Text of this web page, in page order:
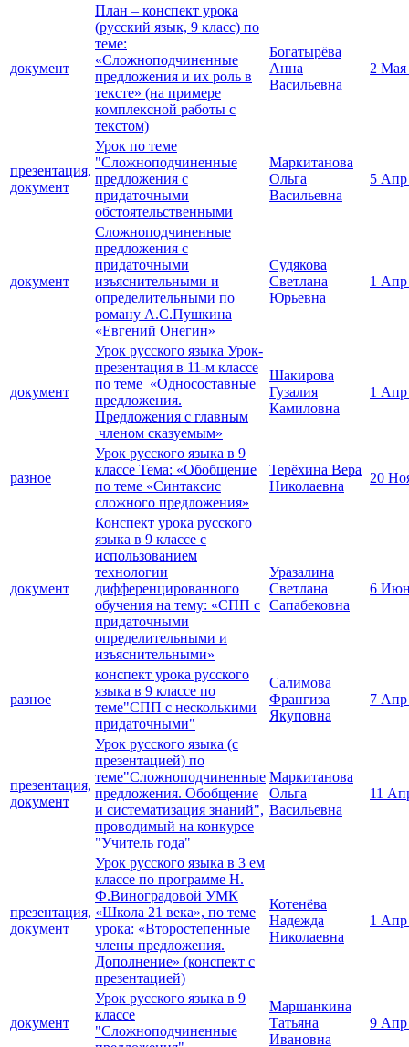
документ
План – конспект урока
(русский язык, 9 класс) по
теме:
«Сложноподчиненные
предложения и их роль в
тексте» (на примере
комплексной работы с
текстом)
Богатырёва
Анна
Васильевна
2 Мая
презентация,
документ
Урок по теме
"Сложноподчиненные
предложения с
придаточными
обстоятельственными
Маркитанова
Ольга
Васильевна
5 Апр
документ
Сложноподчиненные
предложения с
придаточными
изъяснительными и
определительными по
роману А.С.Пушкина
«Евгений Онегин»
Судякова
Светлана
Юрьевна
1 Апр
документ
Урок русского языка Урок-
презентация в 11-м классе
по теме «Односоставные
предложения.
Предложения с главным
членом сказуемым»
Шакирова
Гузалия
Камиловна
1 Апр
разное
Урок русского языка в 9
классе Тема: «Обобщение
по теме «Синтаксис
сложного предложения»
Терёхина Вера
Николаевна
20
документ
Конспект урока русского
языка в 9 классе с
использованием
технологии
дифференцированного
обучения на тему: «СПП с
придаточными
определительными и
изъяснительными»
Уразалина
Светлана
Сапабековна
6
разное
конспект урока русского
языка в 9 классе по
теме"СПП с несколькими
придаточными"
Салимова
Франгиза
Якуповна
7 Апр
презентация,
документ
Урок русского языка (с
презентацией) по
теме"Сложноподчиненные
предложения. Обобщение
и систематизация знаний",
проводимый на конкурсе
"Учитель года"
Маркитанова
Ольга
Васильевна
11
презентация,
документ
Урок русского языка в 3 ем
классе по программе Н.
Ф.Виноградовой УМК
«Школа 21 века», по теме
урока: «Второстепенные
члены предложения.
Дополнение» (конспект с
презентацией)
Котенёва
Надежда
Николаевна
1 Апр
документ
Урок русского языка в 9
классе
"Сложноподчиненные
Маршанкина
Татьяна
Ивановна
9 Апр